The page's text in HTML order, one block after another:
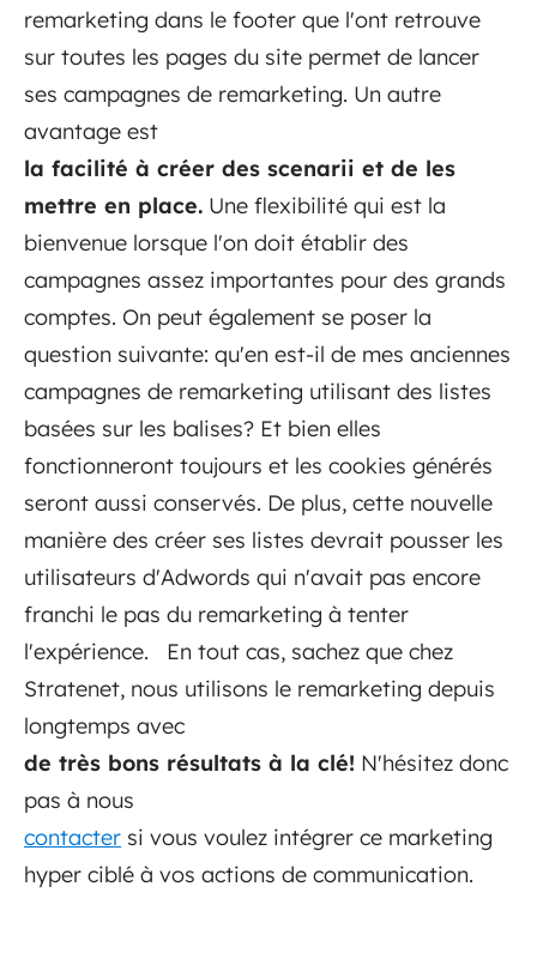
remarketing dans le footer que l'ont retrouve
sur toutes les pages du site permet de lancer
ses campagnes de remarketing. Un autre
avantage est
la facilité à créer des scenarii et de les
mettre en place. Une flexibilité qui est la
bienvenue lorsque l'on doit établir des
campagnes assez importantes pour des grands
comptes. On peut également se poser la
question suivante: qu'en est-il de mes anciennes
campagnes de remarketing utilisant des listes
basées sur les balises? Et bien elles
fonctionneront toujours et les cookies générés
seront aussi conservés. De plus, cette nouvelle
manière des créer ses listes devrait pousser les
utilisateurs d'Adwords qui n'avait pas encore
franchi le pas du remarketing à tenter
l'expérience. En tout cas, sachez que chez
Stratenet, nous utilisons le remarketing depuis
longtemps avec
de très bons résultats à la clé! N'hésitez donc
pas à nous
contacter si vous voulez intégrer ce marketing
hyper ciblé à vos actions de communication.